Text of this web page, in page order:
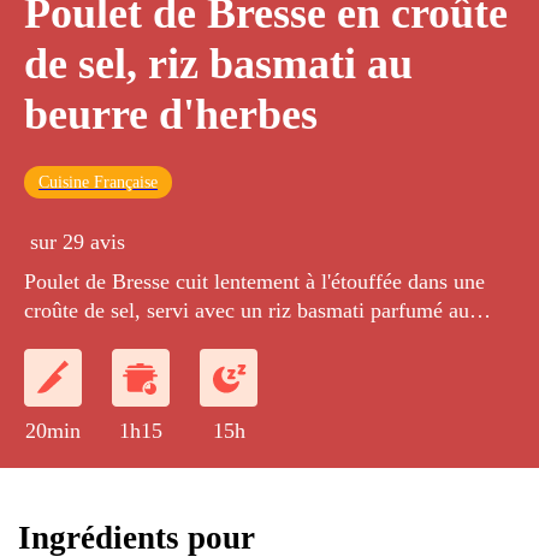
Poulet de Bresse en croûte
de sel, riz basmati au
beurre d'herbes
Cuisine Française
sur 29 avis
Poulet de Bresse cuit lentement à l'étouffée dans une
croûte de sel, servi avec un riz basmati parfumé au
20min 1h15 15h
Ingrédients pour